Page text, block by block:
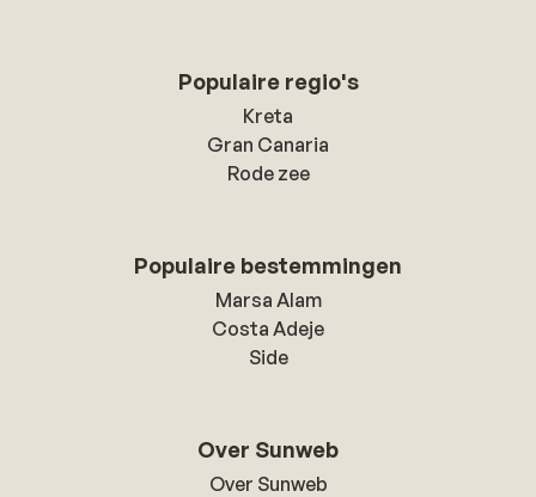
Populaire regio's
Kreta
Gran Canaria
Rode zee
Populaire bestemmingen
Marsa Alam
Costa Adeje
Side
Over Sunweb
Over Sunweb